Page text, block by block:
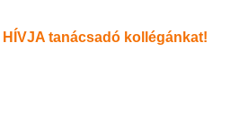
tanácsadó kollégánkat!